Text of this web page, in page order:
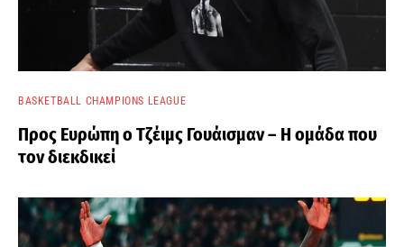
BASKETBALL CHAMPIONS LEAGUE
Προς Ευρώπη ο Τζέιμς Γουάισμαν – Η ομάδα που
τον διεκδικεί